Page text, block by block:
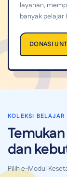
layanan,
banyak pelajar
DONASI
KOLEKSI BELAJAR
dan
Pilih e-Modul